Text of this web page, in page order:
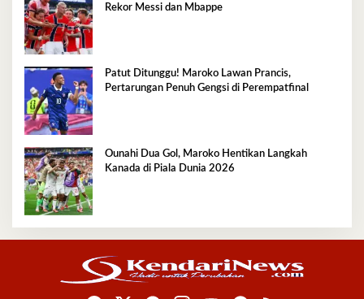
Rekor Messi dan Mbappe
Patut Ditunggu! Maroko Lawan Prancis,
Pertarungan Penuh Gengsi di Perempatfinal
Ounahi Dua Gol, Maroko Hentikan Langkah
Kanada di Piala Dunia 2026